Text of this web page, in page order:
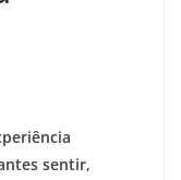
sentir,